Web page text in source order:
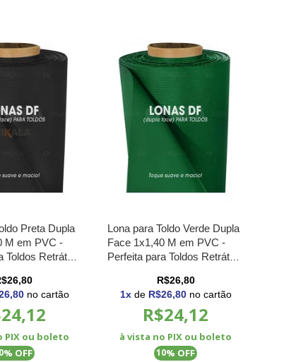
Preta Dupla
M em PVC -
Toldos Retráteis
no cartão
PIX ou boleto
% OFF
Lona para Toldo Verde Dupla
Face 1x1,40 M em PVC -
Perfeita para Toldos Retráteis
R$26,80
1xde R$26,80no cartão
R$24,12
à vista no PIX ou boleto
10% OFF